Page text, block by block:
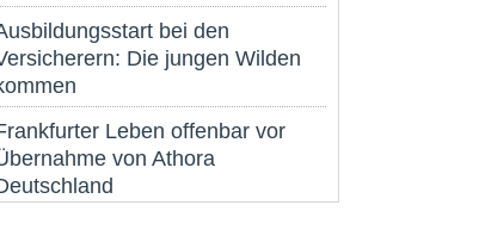
bei den
Die jungen Wilden
Leben offenbar vor
von Athora